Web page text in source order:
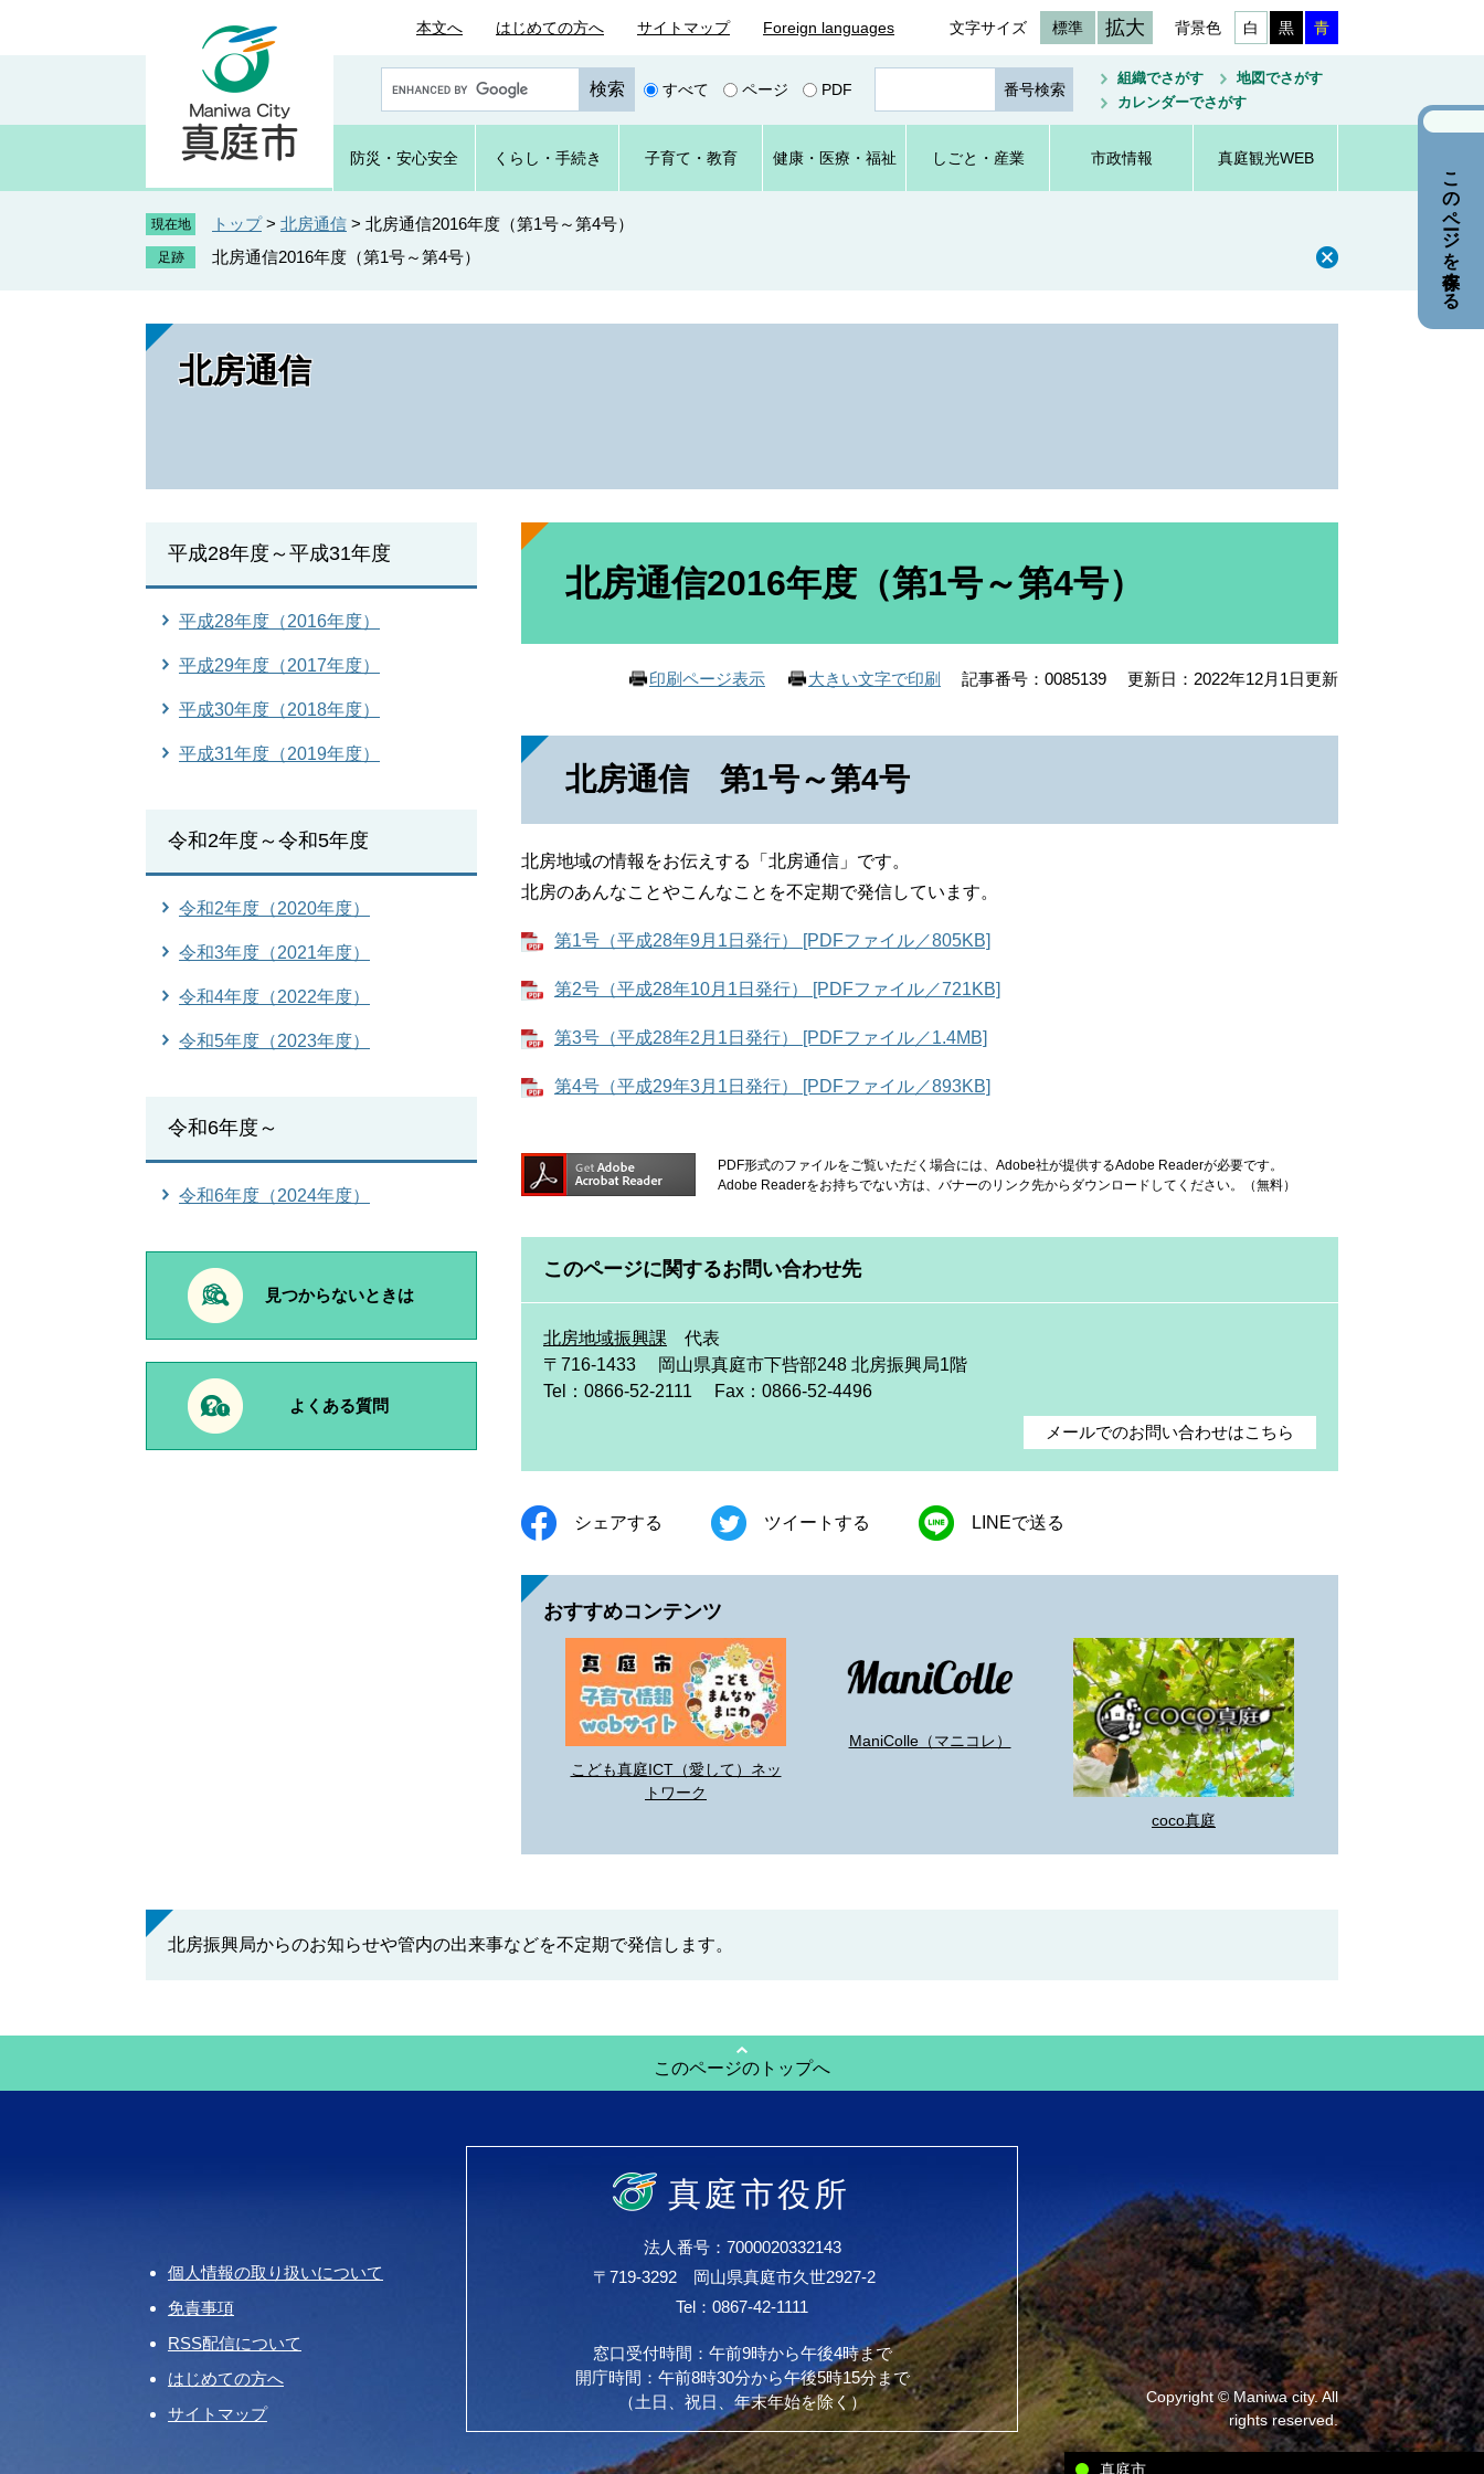
本文へ はじめての方へ サイトマップ Foreign languages 文字サイズ 標準 拡大 背景色 白 黒 青
o
e
カ
タ
すべて ページ PDF
ジ
番
号
を
組織でさがす
地図でさがす
カレンダーでさがす
防災・ 安心安全 くらし ・手続き 子育て ・教育 健康・ 医療・ 福祉 しごと ・産業 市政情報 真庭観光WEB
現在地 トップ > 北房通信 > 北房通信2016年度（第1号～第4号）
北房通信2016年度（第1号～第4号）
北房通信
本
北房通信2016年度（第1号～第4号）
印刷ページ表示 大きい文字で印刷 記事番号：0085139 更新日：2022年12月1日更新
北房通信 第1号～第4号
北房地域の情報をお伝えする「北房通信」です。
北房のあんなことやこんなことを不定期で発信しています。
第1号（平成28年9月1日発行） [PDFファイル／805KB]
第2号（平成28年10月1日発行） [PDFファイル／721KB]
第3号（平成28年2月1日発行） [PDFファイル／1.4MB]
第4号（平成29年3月1日発行） [PDFファイル／893KB]
PDF形式のファイルをご覧いただく場合には、Adobe社が提供するAdobe Readerが必要です。
Adobe Readerをお持ちでない方は、バナーのリンク先からダウンロードしてください。（無料）
このページに関するお問い合わせ先
北房地域振興課
代表
〒716-1433
岡山県真庭市下呰部248 北房振興局1階
Tel：0866-52-2111
Fax：0866-52-4496
メールでのお問い合わせはこちら
シェアする ツイートする LINEで送る
おすすめコンテンツ
こども真庭ICT（愛して）ネッ
トワーク
ManiColle（マニコレ）
coco真庭
平成28年度～平成31年度
平成28年度（2016年度）
平成29年度（2017年度）
平成30年度（2018年度）
平成31年度（2019年度）
令和2年度～令和5年度
令和2年度（2020年度）
令和3年度（2021年度）
令和4年度（2022年度）
令和5年度（2023年度）
令和6年度～
令和6年度（2024年度）
見つからないときは
よくある質問
北房振興局からのお知らせや管内の出来事などを不定期で発信します。
このページのトップへ
個人情報の取り扱いについて
免責事項
RSS配信について
はじめての方へ
サイトマップ
真庭市役所
法人番号：7000020332143
〒719-3292 岡山県真庭市久世2927-2
Tel：0867-42-1111
窓口受付時間：午前9時から午後4時まで
開庁時間：午前8時30分から午後5時15分まで
（土日、祝日、年末年始を除く）
Copyright © Maniwa city. All
rights reserved.
このページを保存する